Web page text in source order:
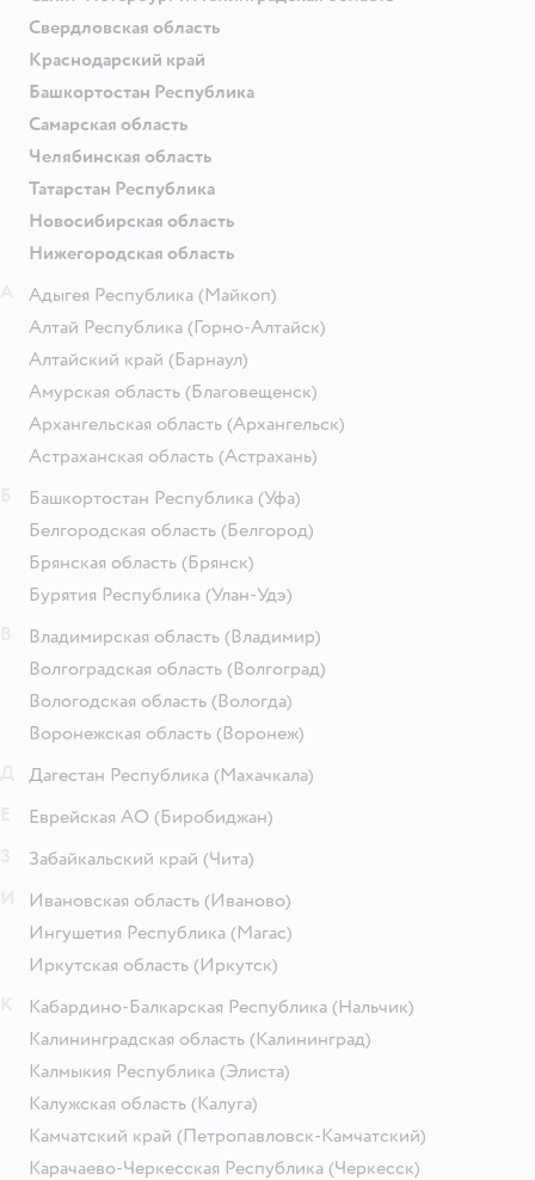
Свердловская область
Краснодарский край
Башкортостан Республика
Самарская область
Челябинская область
Татарстан Республика
Новосибирская область
Нижегородская область
Адыгея Республика (Майкоп)
Алтай Республика (Горно-Алтайск)
Алтайский край (Барнаул)
Амурская область (Благовещенск)
Архангельская область (Архангельск)
Астраханская область (Астрахань)
Башкортостан Республика (Уфа)
Белгородская область (Белгород)
Брянская область (Брянск)
Бурятия Республика (Улан-Удэ)
Владимирская область (Владимир)
Волгоградская область (Волгоград)
Вологодская область (Вологда)
Воронежская область (Воронеж)
Дагестан Республика (Махачкала)
Еврейская АО (Биробиджан)
Забайкальский край (Чита)
Ивановская область (Иваново)
Ингушетия Республика (Магас)
Иркутская область (Иркутск)
Кабардино-Балкарская Республика (Нальчик)
Калининградская область (Калининград)
Калмыкия Республика (Элиста)
Калужская область (Калуга)
Камчатский край (Петропавловск-Камчатский)
Карачаево-Черкесская Республика (Черкесск)